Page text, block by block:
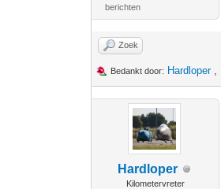
berichten
Zoek
Bedankt door: Hardloper,
Hardloper
Kilometervreter